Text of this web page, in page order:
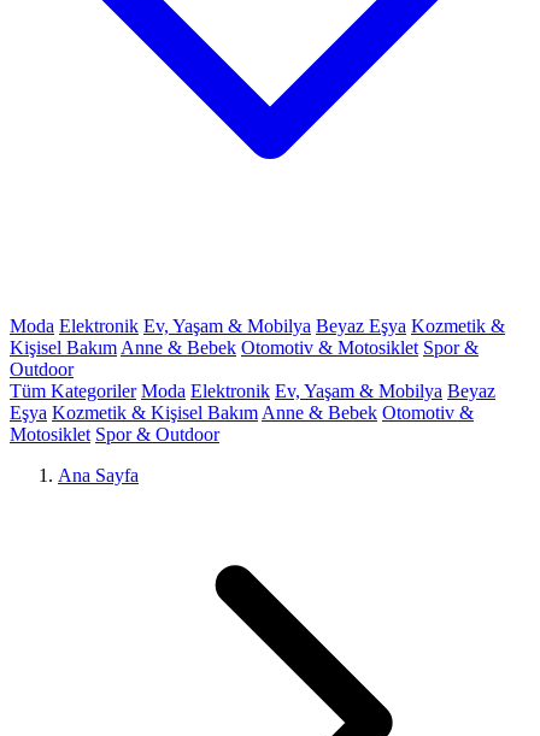
Moda Elektronik Ev, Yaşam & Mobilya Beyaz Eşya Kozmetik &
Kişisel Bakım Anne & Bebek Otomotiv & Motosiklet Spor &
Outdoor
Tüm Kategoriler Moda Elektronik Ev, Yaşam & Mobilya Beyaz
Eşya Kozmetik & Kişisel Bakım Anne & Bebek Otomotiv &
Motosiklet Spor & Outdoor
Ana Sayfa